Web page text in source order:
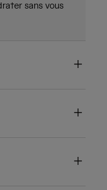
sans vous